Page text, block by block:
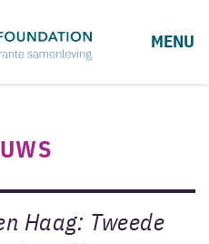
MENU
Haag: Tweede